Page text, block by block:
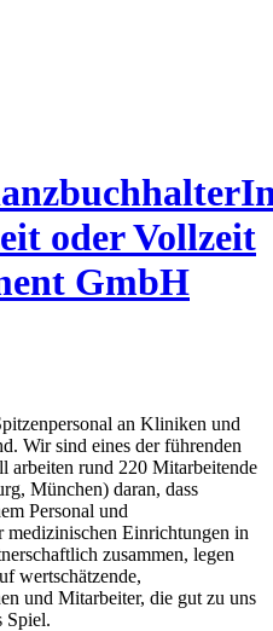
oder Vollzeit
GmbH
an Kliniken und
Wir sind eines der führenden
arbeiten rund 220 Mitarbeitende
München) daran, dass
Personal und
medizinischen Einrichtungen in
zusammen, legen
wertschätzende,
und Mitarbeiter, die gut zu uns
Spiel.